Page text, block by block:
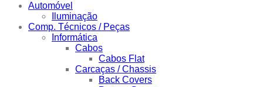
Automóvel
Iluminação
Comp. Técnicos / Peças
Informática
Cabos
Cabos Flat
Carcaças / Chassis
Back Covers